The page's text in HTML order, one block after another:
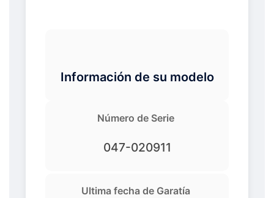
Información de su modelo
Número de Serie
047-020911
Ultima fecha de Garatía